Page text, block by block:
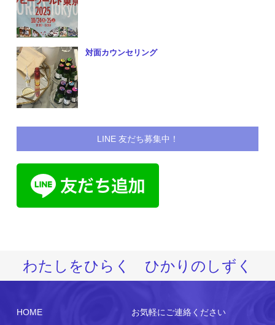
対面カウンセリング
LINE 友だち募集中！
わたしをひらく ひかりのしずく
HOME お気軽にご連絡ください